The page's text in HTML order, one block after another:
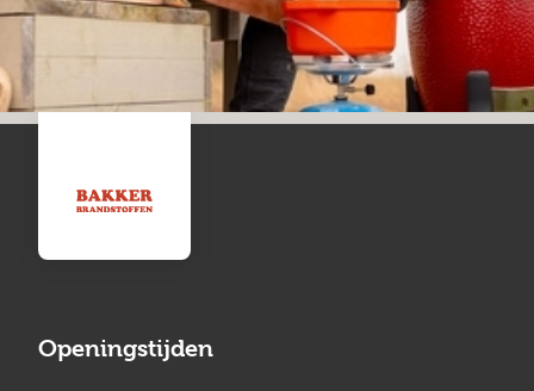
Openingstijden